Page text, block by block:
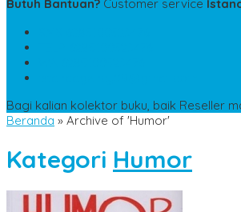
Butuh Bantuan? Customer service
Bagi kalian kolektor buku, baik Reseller
Beranda » Archive of 'Humor'
Kategori Humor